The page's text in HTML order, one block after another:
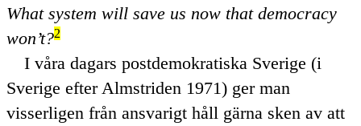
What system will save us now that democracy
won’t?2
I våra dagars postdemokratiska Sverige (i
Sverige efter Almstriden 1971) ger man
visserligen från ansvarigt håll gärna sken av att